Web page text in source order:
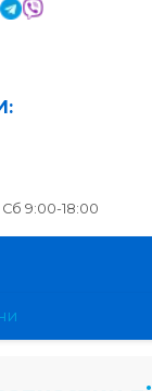
9:00-18:00